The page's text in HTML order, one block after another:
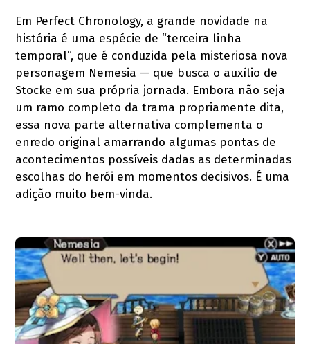
Em Perfect Chronology, a grande novidade na
história é uma espécie de “terceira linha
temporal”, que é conduzida pela misteriosa nova
personagem Nemesia — que busca o auxílio de
Stocke em sua própria jornada. Embora não seja
um ramo completo da trama propriamente dita,
essa nova parte alternativa complementa o
enredo original amarrando algumas pontas de
acontecimentos possíveis dadas as determinadas
escolhas do herói em momentos decisivos. É uma
adição muito bem-vinda.